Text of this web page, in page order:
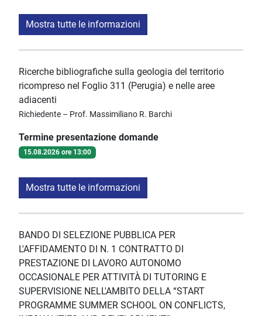
Mostra tutte le informazioni
Ricerche bibliografiche sulla geologia del territorio
ricompreso nel Foglio 311 (Perugia) e nelle aree
adiacenti
Richiedente – Prof. Massimiliano R. Barchi
Termine presentazione domande
15.08.2026 ore 13:00
Mostra tutte le informazioni
BANDO DI SELEZIONE PUBBLICA PER
L'AFFIDAMENTO DI N. 1 CONTRATTO DI
PRESTAZIONE DI LAVORO AUTONOMO
OCCASIONALE PER ATTIVITÀ DI TUTORING E
SUPERVISIONE NELL'AMBITO DELLA “START
PROGRAMME SUMMER SCHOOL ON CONFLICTS,